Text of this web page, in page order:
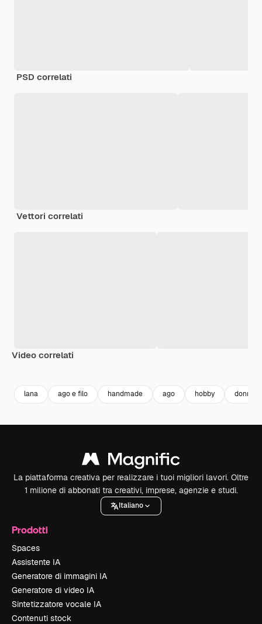
PSD correlati
Vettori correlati
Video correlati
lana ago e filo handmade ago hobby donna
La piattaforma creativa per realizzare i tuoi migliori lavori. Oltre
1 milione di abbonati tra creativi, imprese, agenzie e studi.
Italiano
Prodotti
Spaces
Assistente IA
Generatore di immagini IA
Generatore di video IA
Sintetizzatore vocale IA
Contenuti stock